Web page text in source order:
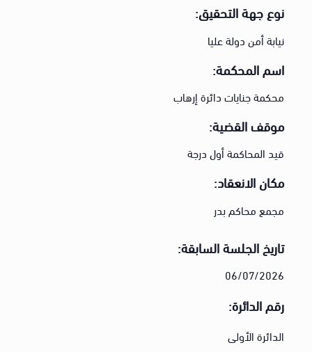
نوع جهة التحقيق:
نيابة أمن دولة عليا
اسم المحكمة:
محكمة جنايات دائرة إرهاب
موقف القضية:
قيد المحاكمة أول درجة
مكان الانعقاد:
مجمع محاكم بدر
تاريخ الجلسة السابقة:
06/07/2026
رقم الدائرة:
الدائرة الأولى